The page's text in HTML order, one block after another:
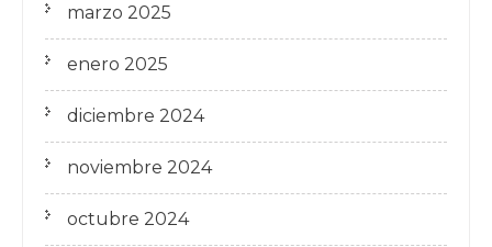
marzo 2025
enero 2025
diciembre 2024
noviembre 2024
octubre 2024